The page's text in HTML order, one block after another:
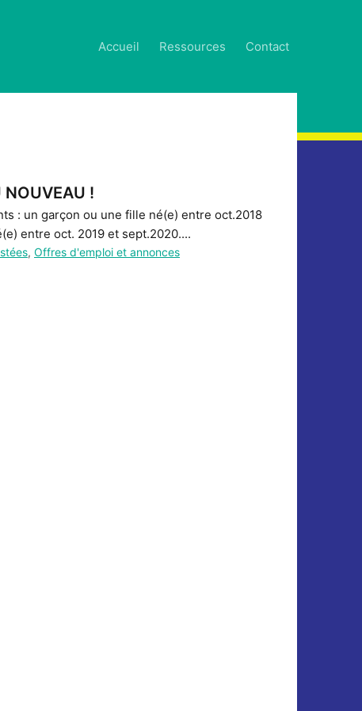
Accueil Ressources Contact
NOUVEAU !
: un garçon ou une fille né(e) entre oct.2018
entre oct. 2019 et sept.2020....
, Offres d'emploi et annonces